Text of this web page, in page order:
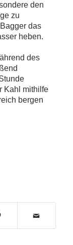
den
zu
das
heben.
des
Kahl mithilfe
bergen